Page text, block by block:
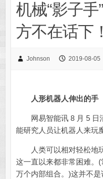
机械“影子
方不在话下！
Johnson 2019-08-05
人形机器人伸出的手
网易智能讯 8 月 5 日
能研究人员让机器人来玩
人类可以相对轻松地玩
这一直以来都非常困难。
万个内部组合。)这并不